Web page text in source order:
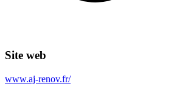
Site web
www.aj-renov.fr/